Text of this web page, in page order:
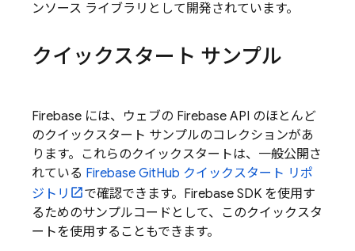
ンソース ライブラリとして開発されています。
クイックスタート サンプル
Firebase には、ウェブの Firebase API のほとんど
のクイックスタート サンプルのコレクションがあ
ります。これらのクイックスタートは、一般公開さ
れている Firebase GitHub クイックスタート リポ
ジトリ
で確認できます。Firebase SDK を使用す
るためのサンプルコードとして、このクイックスタ
ートを使用することもできます。